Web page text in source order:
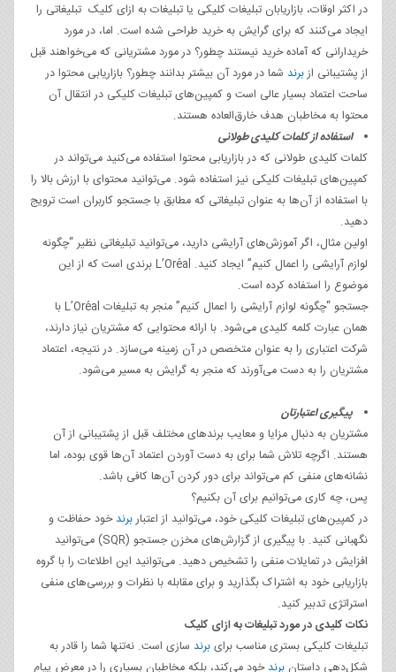
در اکثر اوقات، بازاریابان تبلیغات کلیکی یا تبلیغات به ازای کلیک تبلیغاتی را
ایجاد می‌کنند که برای گرایش به خرید طراحی شده است. اما، در مورد
خریدارانی که آماده خرید نیستند چطور؟ در مورد مشتریانی که می‌‌خواهند قبل
از پشتیبانی ازبرند شما در مورد آن بیشتر بدانند چطور؟ بازاریابی محتوا در
ساحت اعتماد بسیار عالی است و کمپین‌های تبلیغات کلیکی در انتقال آن
محتوا به مخاطبان هدف خارق‌العاده هستند.
استفاده از کلمات کلیدی طولانی
کلمات کلیدی طولانی که در بازاریابی محتوا استفاده می‌کنید می‌تواند در
کمپین‌های تبلیغات کلیکی نیز استفاده شود. می‌توانید محتوای با ارزش بالا را
با استفاده از آن‌ها به عنوان تبلیغاتی که مطابق با جستجو کاربران است ترویج
دهید.
اولین مثال، اگر آموزش‌های آرایشی دارید، می‌توانید تبلیغاتی نظیر “چگونه
لوازم آرایشی را اعمال کنیم” ایجاد کنید. L’Oréal برندی است که از این
موضوع را استفاده کرده است.
جستجو “چگونه لوازم آرایشی را اعمال کنیم” منجر به تبلیغات L’Oréal با
همان عبارت کلمه کلیدی می‌شود. با ارائه محتوایی که مشتریان نیاز دارند،
شرکت اعتباری را به عنوان متخصص در آن زمینه می‌سازد. در نتیجه، اعتماد
مشتریان را به دست می‌آورند که منجر به گرایش به مسیر می‌شود.
پیگیری اعتبارتان
مشتریان به دنبال مزایا و معایب برندهای مختلف قبل از پشتیبانی از آن
هستند. اگرچه تلاش شما برای به دست آوردن اعتماد آن‌ها قوی بوده، اما
نشانه‌های منفی کم می‌تواند برای دور کردن آن‌ها کافی باشد.
پس، چه کاری می‌توانیم برای آن بکنیم؟
در کمپین‌های تبلیغات کلیکی خود، می‌توانید از اعتباربرندخود حفاظت و
نگهبانی کنید. با پیگیری از گزارش‌های مخزن جستجو (SQR) می‌توانید
افزایش در تمایلات منفی را تشخیص دهید. می‌توانید این اطلاعات را با گروه
بازاریابی خود به اشتراک بگذارید و برای مقابله با نظرات و بررسی‌های منفی
استراتژی تدبیر کنید.
نکات کلیدی در مورد تبلیغات به ازای کلیک
تبلیغات کلیکی بستری مناسب برایبرند سازی است. نه‌تنها شما را قادر به
شکل‌دهی داستان برندخود می‌کند، بلکه مخاطبان بسیاری را در معرض پیام